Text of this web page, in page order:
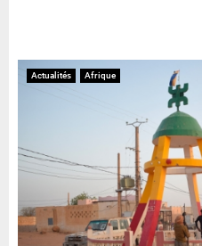
Actualités Afrique